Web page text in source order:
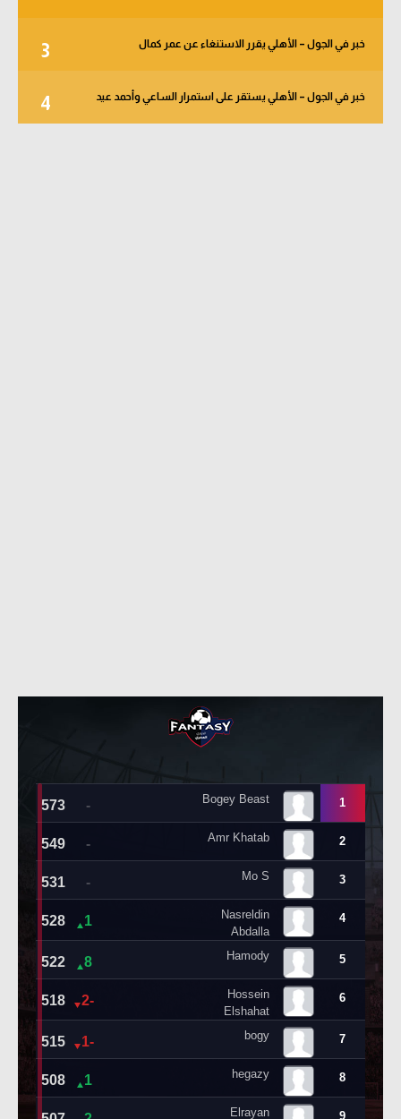
3 خبر في الجول – الأهلي يقرر الاستنغاء عن عمر كمال
4 خبر في الجول – الأهلي يستقر على استمرار الساعي وأحمد عيد